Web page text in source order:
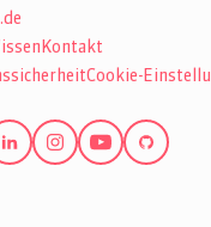
Kontakt
Cookie-